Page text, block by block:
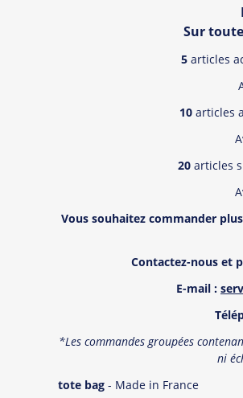
Sur
5articles
10articles
20 articles
Vous souhaitez commander
Contactez-nous et
E-mail :
Tél
*Les commandes groupées
ni
tote bag - Made in France